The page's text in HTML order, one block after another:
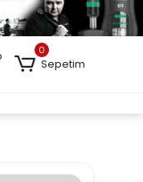
0
Sepetim